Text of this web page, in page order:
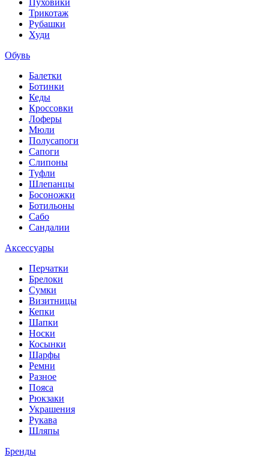
Пуховики
Трикотаж
Рубашки
Худи
Обувь
Балетки
Ботинки
Кеды
Кроссовки
Лоферы
Мюли
Полусапоги
Сапоги
Слипоны
Туфли
Шлепанцы
Босоножки
Ботильоны
Сабо
Сандалии
Аксессуары
Перчатки
Брелоки
Сумки
Визитницы
Кепки
Шапки
Носки
Косынки
Шарфы
Ремни
Разное
Пояса
Рюкзаки
Украшения
Рукава
Шляпы
Бренды